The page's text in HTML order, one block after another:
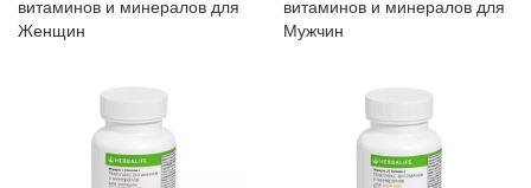
витаминов и минералов для
Женщин
витаминов и минералов для
Мужчин